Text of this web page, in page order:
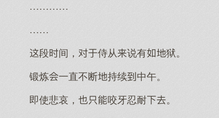
…………
……
段间，侍从说有狱。
锻炼一直不断持续中午。
即使悲哀，咬牙忍耐。